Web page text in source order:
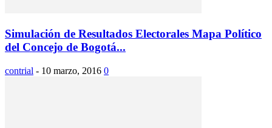
Simulación de Resultados Electorales Mapa Político
del Concejo de Bogotá...
contrial - 10 marzo, 2016 0